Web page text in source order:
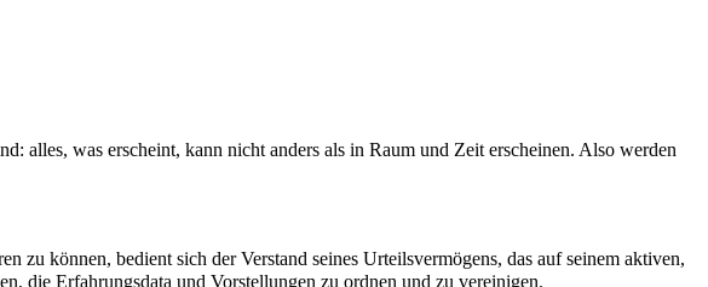
alles, was erscheint, kann nicht anders als in Raum und Zeit erscheinen. Also werden
zu können, bedient sich der Verstand seines Urteilsvermögens, das auf seinem aktiven,
die Erfahrungsdata und Vorstellungen zu ordnen und zu vereinigen.